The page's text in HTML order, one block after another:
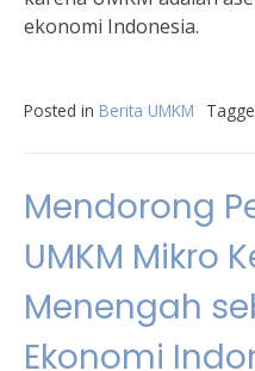
ekonomi Indonesia.
Posted in Berita UMKM
Mendorong
UMKM Mikro
Menengah
Ekonomi